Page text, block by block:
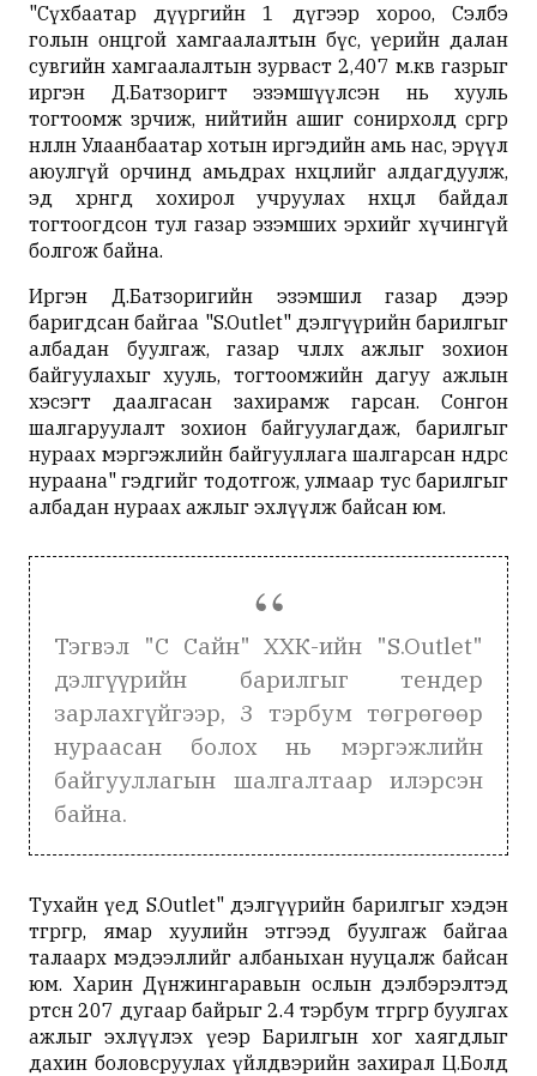
"Сүхбаатар дүүргийн 1 дүгээр хороо, Сэлбэ
голын онцгой хамгаалалтын бүс, үерийн далан
сувгийн хамгаалалтын зурваст 2,407 м.кв газрыг
иргэн Д.Батзоригт эзэмшүүлсэн нь хууль
тогтоомж зөрчиж, нийтийн ашиг сонирхолд сөргөөр
нөлөөлөн Улаанбаатар хотын иргэдийн амь нас, эрүүл
аюулгүй орчинд амьдрах нөхцөлийг алдагдуулж,
эд хөрөнгөд хохирол учруулах нөхцөл байдал
тогтоогдсон тул газар эзэмших эрхийг хүчингүй
болгож байна.
Иргэн Д.Батзоригийн эзэмшил газар дээр
баригдсан байгаа "S.Outlet" дэлгүүрийн барилгыг
албадан буулгаж, газар чөлөөлөх ажлыг зохион
байгуулахыг хууль, тогтоомжийн дагуу ажлын
хэсэгт даалгасан захирамж гарсан. Сонгон
шалгаруулалт зохион байгуулагдаж, барилгыг
нураах мэргэжлийн байгууллага шалгарсан өнөөдрөөс
нураана" гэдгийг тодотгож, улмаар тус барилгыг
албадан нураах ажлыг эхлүүлж байсан юм.
Тэгвэл "С Сайн" ХХК-ийн "S.Outlet"
дэлгүүрийн барилгыг тендер
зарлахгүйгээр, 3 тэрбум төгрөгөөр
нураасан болох нь мэргэжлийн
байгууллагын шалгалтаар илэрсэн
байна.
Тухайн үед S.Outlet" дэлгүүрийн барилгыг хэдэн
төгрөгөөр, ямар хуулийн этгээд буулгаж байгаа
талаарх мэдээллийг албаныхан нууцалж байсан
юм. Харин Дүнжингаравын ослын дэлбэрэлтэд
өртсөн 207 дугаар байрыг 2.4 тэрбум төгрөгөөр буулгах
ажлыг эхлүүлэх үеэр Барилгын хог хаягдлыг
дахин боловсруулах үйлдвэрийн захирал Ц.Болд